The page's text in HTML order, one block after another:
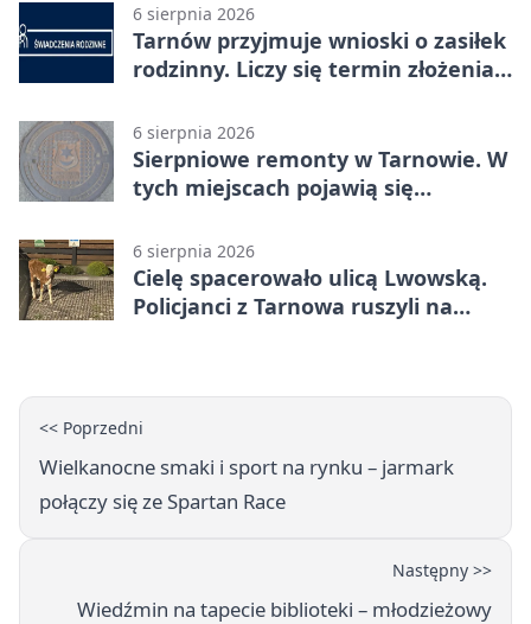
6 sierpnia 2026
Tarnów przyjmuje wnioski o zasiłek
rodzinny. Liczy się termin złożenia
6 sierpnia 2026
Sierpniowe remonty w Tarnowie. W
tych miejscach pojawią się
6 sierpnia 2026
Cielę spacerowało ulicą Lwowską.
Policjanci z Tarnowa ruszyli na
<< Poprzedni
Wielkanocne smaki i sport na rynku – jarmark
połączy się ze Spartan Race
Następny >>
Wiedźmin na tapecie biblioteki – młodzieżowy